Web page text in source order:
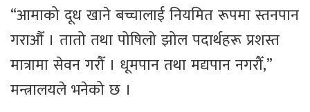
“आमाको दूध खाने बच्चालाई नियमित रूपमा स्तनपान
गराऔँ । तातो तथा पोषिलो झोल पदार्थहरू प्रशस्त
मात्रामा सेवन गरौँ । धूमपान तथा मद्यपान नगरौँ,”
मन्त्रालयले भनेको छ ।